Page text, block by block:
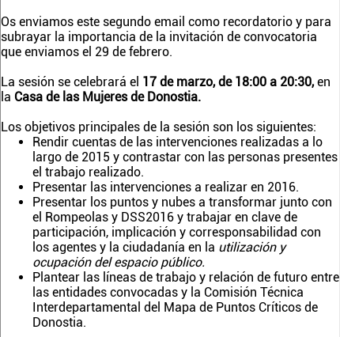
Os enviamos este segundo email como recordatorio y para
subrayar la importancia de la invitación de convocatoria
que enviamos el 29 de febrero.
La sesión se celebrará el 17 de marzo, de 18:00 a 20:30,en
la Casa de las Mujeres de Donostia.
Los objetivos principales de la sesión son los siguientes:
Rendir cuentas de las intervenciones realizadas a lo
largo de 2015 y contrastar con las personas presentes
el trabajo realizado.
Presentar las intervenciones a realizar en 2016.
Presentar los puntos y nubes a transformar junto con
el Rompeolas y DSS2016 y trabajar en clave de
participación, implicación y corresponsabilidad con
los agentes y la ciudadanía en la utilización y
ocupación del espacio público.
Plantear las líneas de trabajo y relación de futuro entre
las entidades convocadas y la Comisión Técnica
Interdepartamental del Mapa de Puntos Críticos de
Donostia.